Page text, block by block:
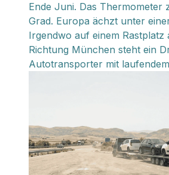
Ende Juni. Das Thermometer
Grad. Europa ächzt unter
Irgendwo auf einem Rastplatz
Richtung München steht ein
Autotransporter mit